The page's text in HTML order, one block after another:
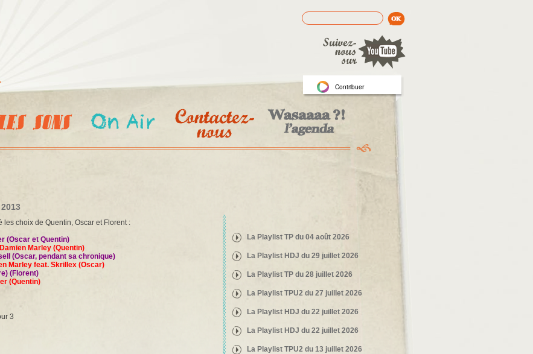
Formulaire de recherche
Rechercher
Contribuer
les choix de Quentin, Oscar et Florent :
(Oscar et Quentin)
Marley (Quentin)
(Oscar, pendant sa chronique)
Marley feat. Skrillex (Oscar)
(Florent)
(Quentin)
3
La Playlist TP du 04 août 2026
La Playlist HDJ du 29 juillet 2026
La Playlist TP du 28 juillet 2026
La Playlist TPU2 du 27 juillet 2026
La Playlist HDJ du 22 juillet 2026
La Playlist HDJ du 22 juillet 2026
La Playlist TPU2 du 13 juillet 2026